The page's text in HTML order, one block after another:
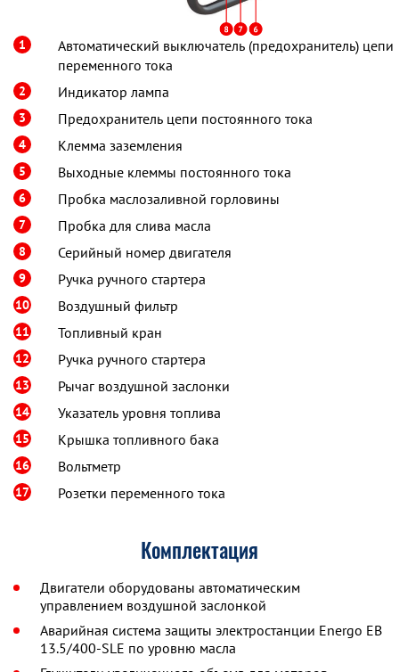
1
Автоматический выключатель (предохранитель) цепи
переменного тока
2 Индикатор лампа
3 Предохранитель цепи постоянного тока
4 Клемма заземления
5 Выходные клеммы постоянного тока
6 Пробка маслозаливной горловины
7 Пробка для слива масла
8 Серийный номер двигателя
9 Ручка ручного стартера
10 Воздушный фильтр
11 Топливный кран
12 Ручка ручного стартера
13 Рычаг воздушной заслонки
14 Указатель уровня топлива
15 Крышка топливного бака
16 Вольтметр
17 Розетки переменного тока
Комплектация
Двигатели оборудованы автоматическим
управлением воздушной заслонкой
Аварийная система защиты электростанции Energo EB
13.5/400-SLE по уровню масла